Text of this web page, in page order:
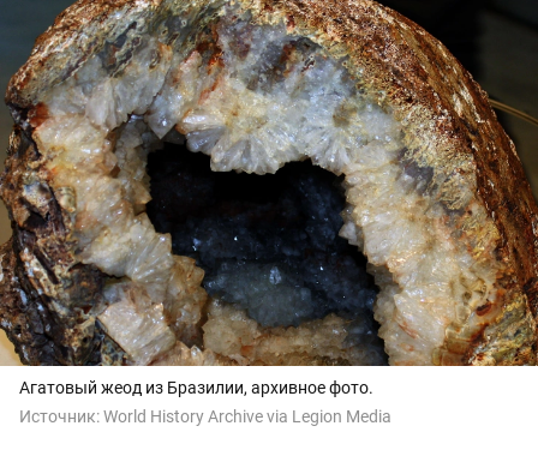
Агатовый жеод из Бразилии, архивное фото.
Источник:World History Archive via Legion Media